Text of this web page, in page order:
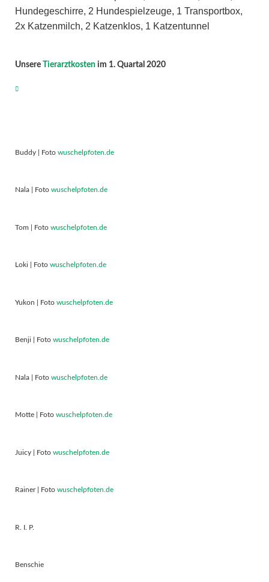
Hundegeschirre, 2 Hundespielzeuge, 1 Transportbox,
2x Katzenmilch, 2 Katzenklos, 1 Katzentunnel
Unsere Tierarztkostenim 1. Quartal 2020
Buddy | Foto wuschelpfoten.de
Nala | Foto wuschelpfoten.de
Tom | Foto wuschelpfoten.de
Loki | Foto wuschelpfoten.de
Yukon | Foto wuschelpfoten.de
Benji | Foto wuschelpfoten.de
Nala | Foto wuschelpfoten.de
Motte | Foto wuschelpfoten.de
Juicy | Foto wuschelpfoten.de
Rainer | Foto wuschelpfoten.de
R. I. P.
Benschie